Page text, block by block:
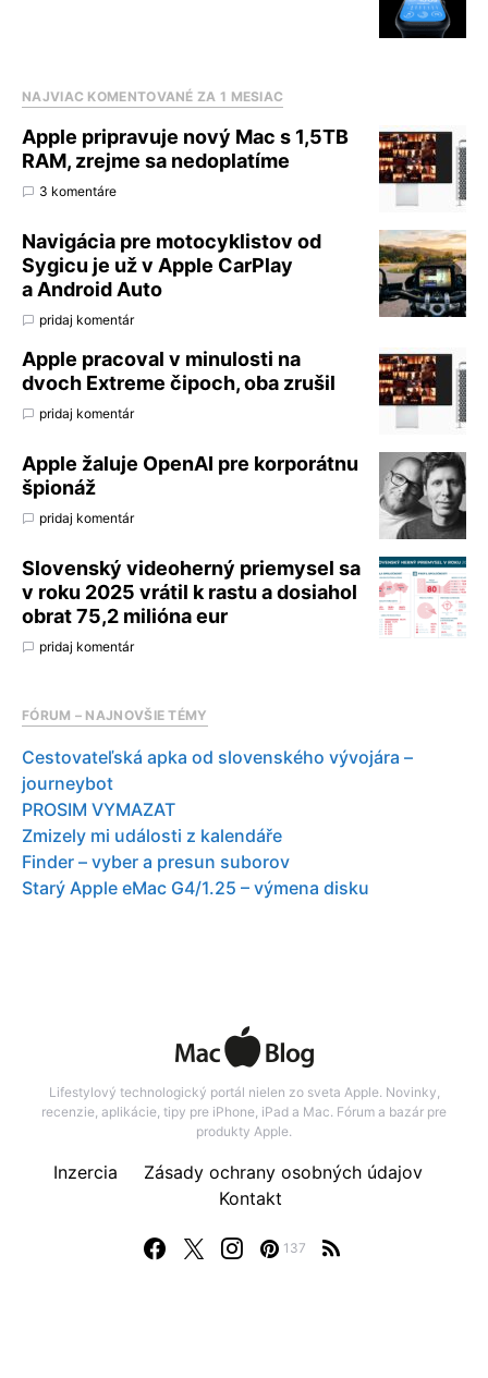
NAJVIAC KOMENTOVANÉ ZA 1 MESIAC
Apple pripravuje nový Mac s 1,5TB
RAM, zrejme sa nedoplatíme
3 komentáre
Navigácia pre motocyklistov od
Sygicu je už v Apple CarPlay
a Android Auto
pridaj komentár
Apple pracoval v minulosti na
dvoch Extreme čipoch, oba zrušil
pridaj komentár
Apple žaluje OpenAI pre korporátnu
špionáž
pridaj komentár
Slovenský videoherný priemysel sa
v roku 2025 vrátil k rastu a dosiahol
obrat 75,2 milióna eur
pridaj komentár
FÓRUM – NAJNOVŠIE TÉMY
Cestovateľská apka od slovenského vývojára –
journeybot
PROSIM VYMAZAT
Zmizely mi události z kalendáře
Finder – vyber a presun suborov
Starý Apple eMac G4/1.25 – výmena disku
Lifestylový technologický portál nielen zo sveta Apple. Novinky,
recenzie, aplikácie, tipy pre iPhone, iPad a Mac. Fórum a bazár pre
produkty Apple.
137
Inzercia
Zásady ochrany osobných údajov
Kontakt